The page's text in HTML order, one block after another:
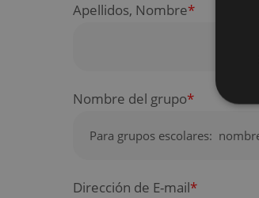
Apellidos, Nombre*
Nombre del grupo*
Dirección de E-mail*